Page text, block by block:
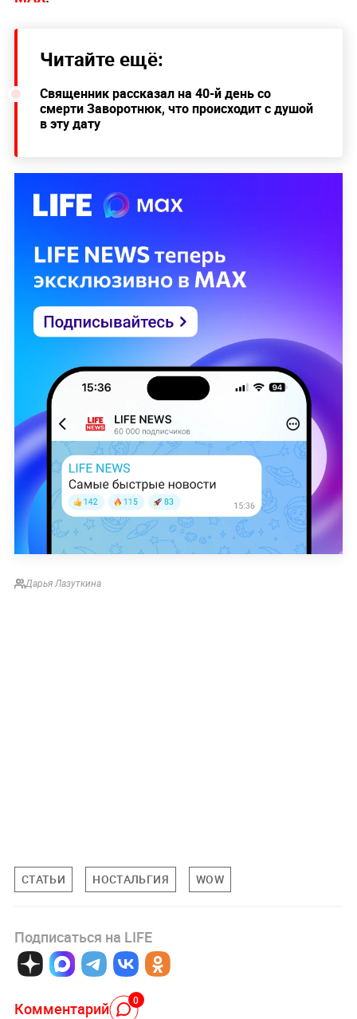
Читайте ещё:
Священник рассказал на 40-й день со
смерти Заворотнюк, что происходит с душой
в эту дату
Дарья Лазуткина
СТАТЬИ НОСТАЛЬГИЯ WOW
Подписаться на LIFE
Комментарий 0